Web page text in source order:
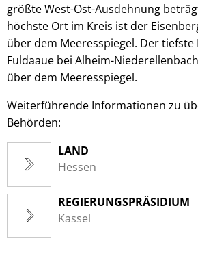
größte West-Ost-Ausdehnung
höchste Ort im Kreis ist der
über dem Meeresspiegel. Der tiefste
Fuldaaue bei Alheim-
über dem Meeresspiegel.
Weiterführende Informationen zu
Behörden:
LAND
Hessen
REGIERUNGSPRÄSIDIUM
Kassel